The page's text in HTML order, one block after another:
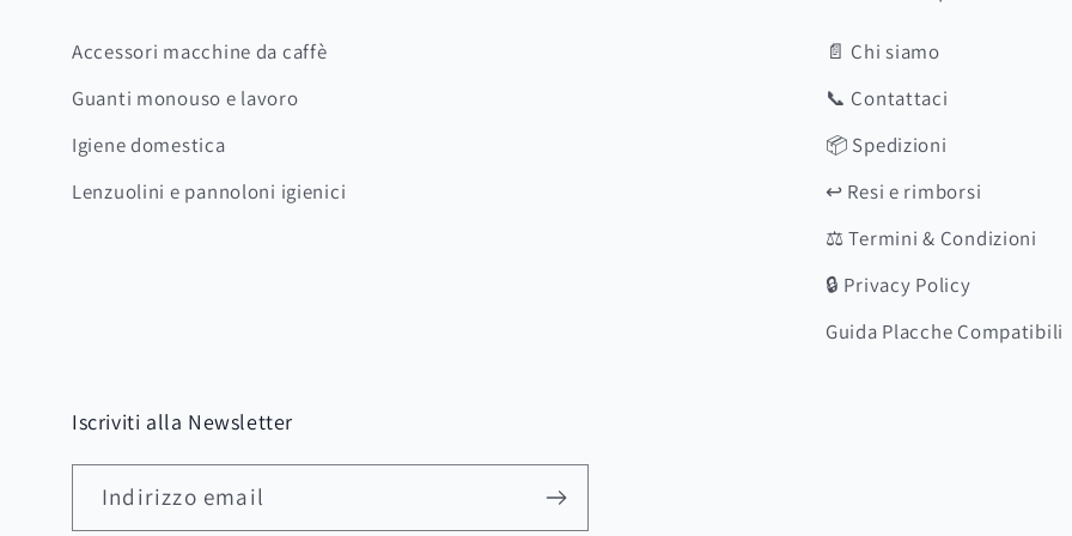
Accessori macchine da caffè
Guanti monouso e lavoro
Igiene domestica
Lenzuolini e pannoloni igienici
📄 Chi siamo
📞 Contattaci
📦 Spedizioni
↩️ Resi e rimborsi
⚖️ Termini & Condizioni
🔒 Privacy Policy
Guida Placche Compatibili
Iscriviti alla Newsletter
Indirizzo email